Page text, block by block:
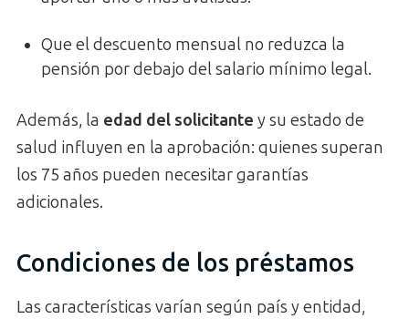
Que el descuento mensual no reduzca la
pensión por debajo del salario mínimo legal.
Además, la edad del solicitante y su estado de
salud influyen en la aprobación: quienes superan
los 75 años pueden necesitar garantías
adicionales.
Condiciones de los préstamos
Las características varían según país y entidad,